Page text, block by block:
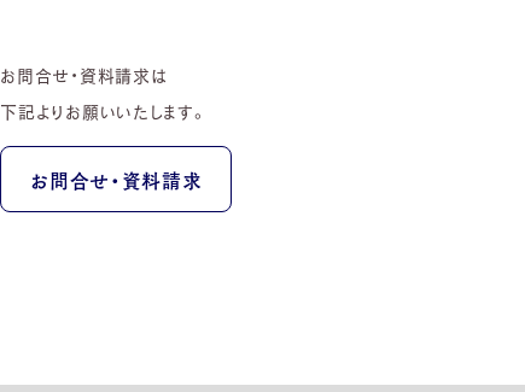
お問合せ・資料請求は
下記よりお願いいたします。
お問合せ・資料請求